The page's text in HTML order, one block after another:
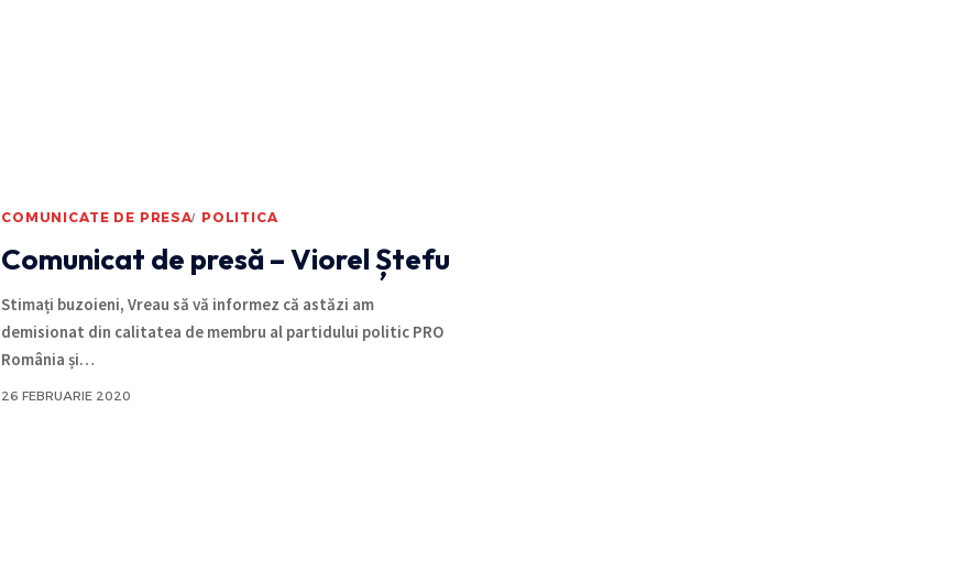
COMUNICATE DE PRESA POLITICA
Comunicat de presă – Viorel Ștefu
Stimați buzoieni, Vreau să vă informez că astăzi am
demisionat din calitatea de membru al partidului politic PRO
România și…
26 FEBRUARIE 2020